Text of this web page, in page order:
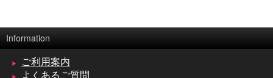
Information
ご利用案内
よくあるご質問